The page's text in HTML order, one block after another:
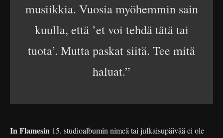
musiikkia. Vuosia myöhemmin sain
kuulla, että ’et voi tehdä tätä tai
tuota’. Mutta paskat siitä. Tee mitä
haluat.”
In Flamesin 15. studioalbumin nimeä tai julkaisupäivää ei ole